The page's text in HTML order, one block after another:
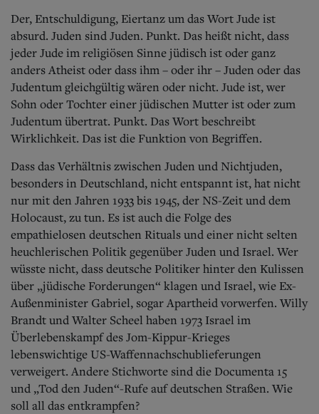
Der, Entschuldigung, Eiertanz um das Wort Jude ist
absurd. Juden sind Juden. Punkt. Das heißt nicht, dass
jeder Jude im religiösen Sinne jüdisch ist oder ganz
anders Atheist oder dass ihm – oder ihr – Juden oder das
Judentum gleichgültig wären oder nicht. Jude ist, wer
Sohn oder Tochter einer jüdischen Mutter ist oder zum
Judentum übertrat. Punkt. Das Wort beschreibt
Wirklichkeit. Das ist die Funktion von Begriffen.
Dass das Verhältnis zwischen Juden und Nichtjuden,
besonders in Deutschland, nicht entspannt ist, hat nicht
nur mit den Jahren 1933 bis 1945, der NS-Zeit und dem
Holocaust, zu tun. Es ist auch die Folge des
empathielosen deutschen Rituals und einer nicht selten
heuchlerischen Politik gegenüber Juden und Israel. Wer
wüsste nicht, dass deutsche Politiker hinter den Kulissen
über „jüdische Forderungen“ klagen und Israel, wie Ex-
Außenminister Gabriel, sogar Apartheid vorwerfen. Willy
Brandt und Walter Scheel haben 1973 Israel im
Überlebenskampf des Jom-Kippur-Krieges
lebenswichtige US-Waffennachschublieferungen
verweigert. Andere Stichworte sind die Documenta 15
und „Tod den Juden“-Rufe auf deutschen Straßen. Wie
soll all das entkrampfen?